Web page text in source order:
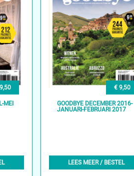
MEI
€ 9,50
GOODBYE DECEMBER 2016-
JANUARI-FEBRUARI 2017
LEES MEER / BESTEL